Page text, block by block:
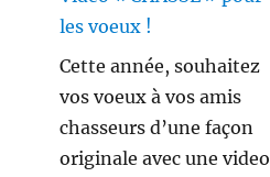
les voeux !
Cette année, souhaitez
vos voeux à vos amis
chasseurs d’une façon
originale avec une video